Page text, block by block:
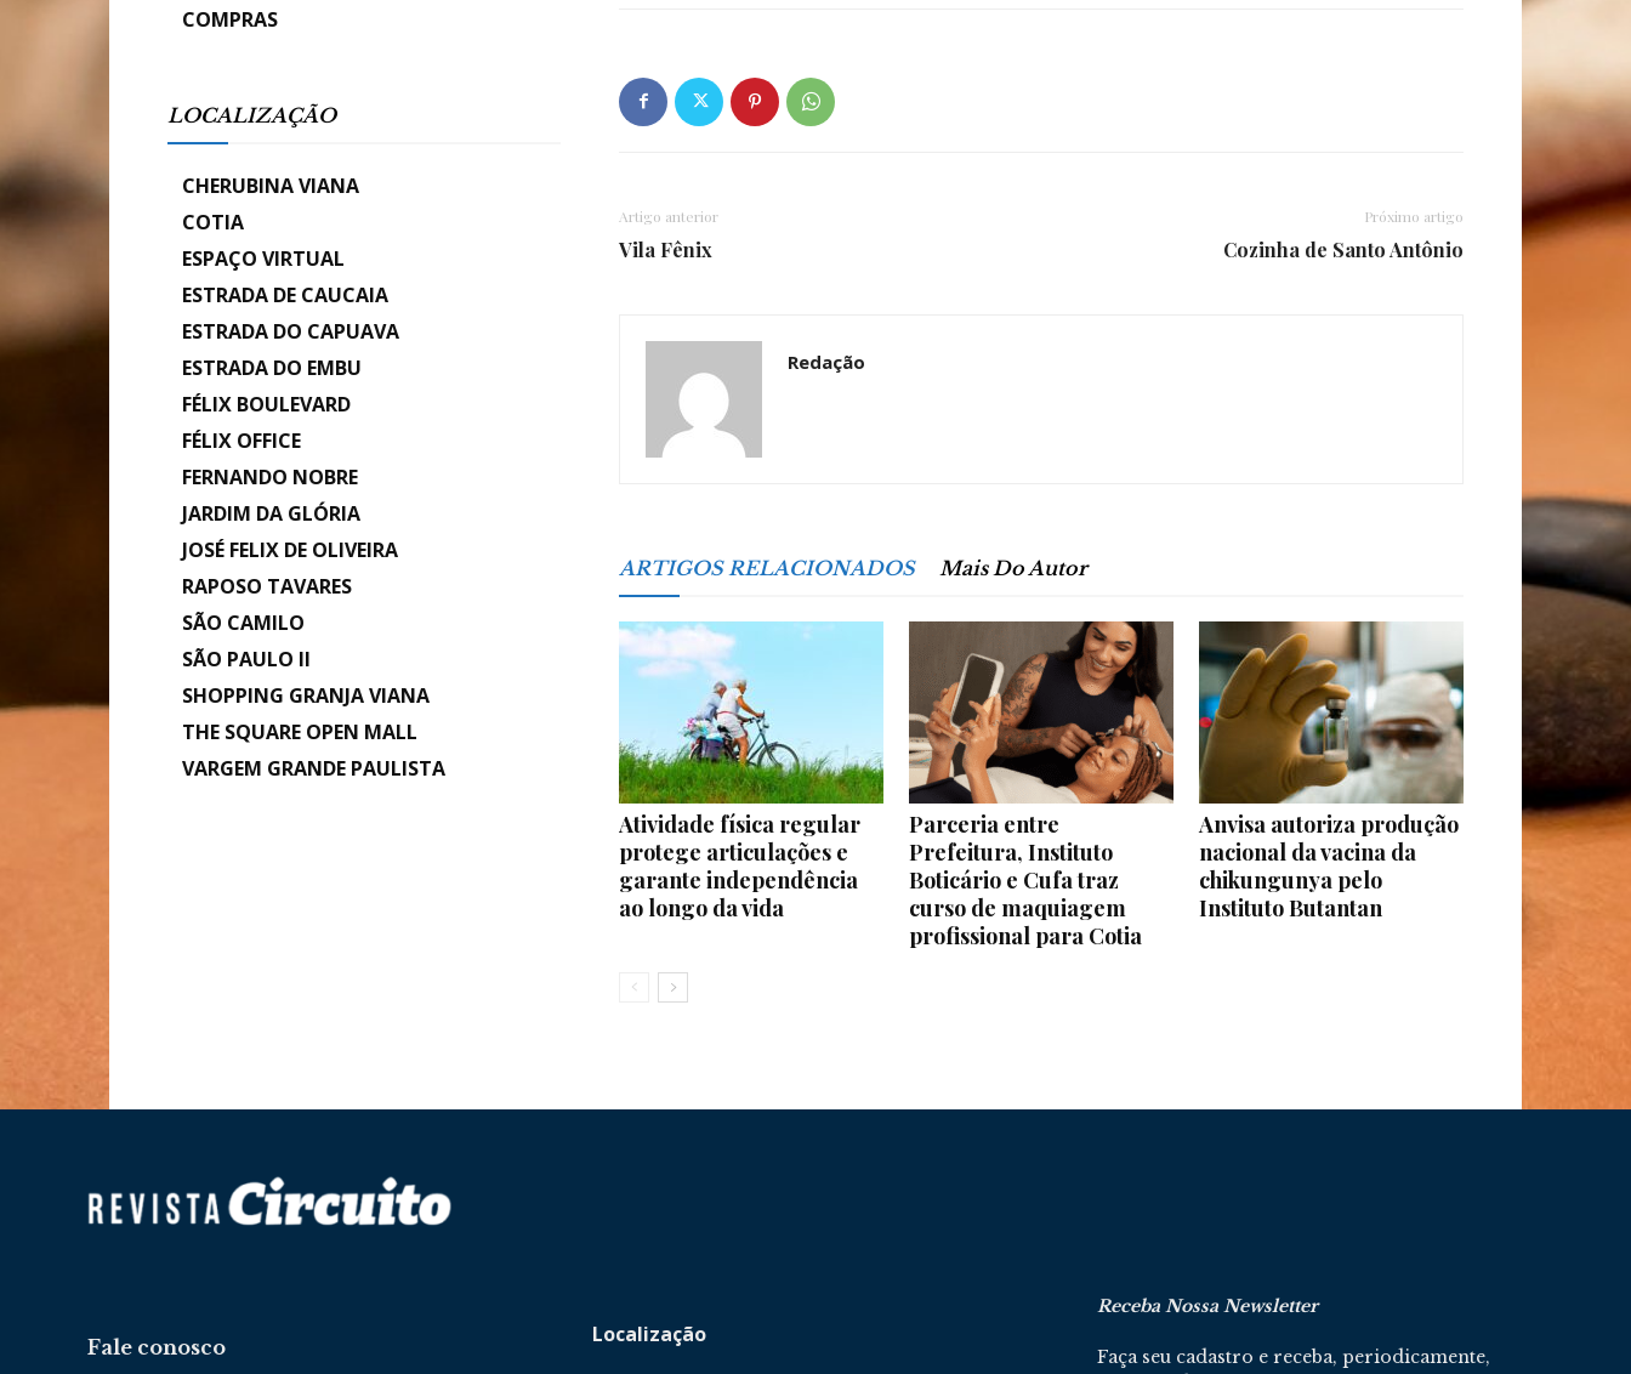
da
e
Artigo anterior
Vila Fênix
Próximo artigo
Cozinha de Santo Antônio
Redação
ARTIGOS RELACIONADOS Mais Do Autor
Atividade física regular
protege articulações e
garante independência
ao longo da vida
Parceria entre
Prefeitura, Instituto
Boticário e Cufa traz
curso de maquiagem
profissional para Cotia
Anvisa autoriza produção
nacional da vacina da
chikungunya pelo
Instituto Butantan
COMPRAS
LOCALIZAÇÃO
CHERUBINA VIANA
COTIA
ESPAÇO VIRTUAL
ESTRADA DE CAUCAIA
ESTRADA DO CAPUAVA
ESTRADA DO EMBU
FÉLIX BOULEVARD
FÉLIX OFFICE
FERNANDO NOBRE
JARDIM DA GLÓRIA
JOSÉ FELIX DE OLIVEIRA
RAPOSO TAVARES
SÃO CAMILO
SÃO PAULO II
SHOPPING GRANJA VIANA
THE SQUARE OPEN MALL
VARGEM GRANDE PAULISTA
Fale conosco Localização
Receba Nossa Newsletter
Faça seu cadastro e receba, periodicamente,